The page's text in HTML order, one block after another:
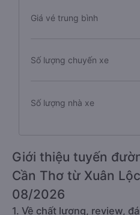
Giá vé trung bình
Số lượng chuyến xe
Số lượng nhà xe
Giới thiệu tuyến
Cần Thơ từ Xuân
08/2026
1. Về chất lượng, review,